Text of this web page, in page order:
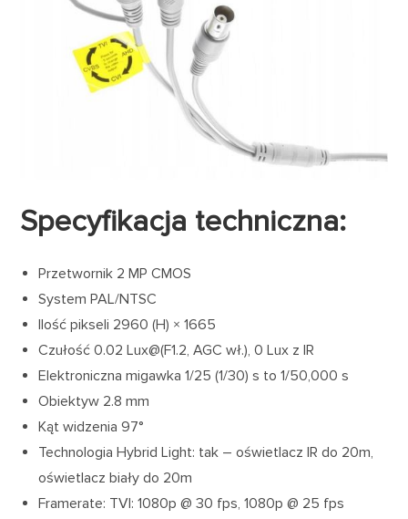
Specyfikacja techniczna:
Przetwornik 2 MP CMOS
System PAL/NTSC
Ilość pikseli 2960 (H) × 1665
Czułość 0.02 Lux@(F1.2, AGC wł.), 0 Lux z IR
Elektroniczna migawka 1/25 (1/30) s to 1/50,000 s
Obiektyw 2.8 mm
Kąt widzenia 97°
Technologia Hybrid Light: tak – oświetlacz IR do 20m,
oświetlacz biały do 20m
Framerate: TVI: 1080p @ 30 fps, 1080p @ 25 fps